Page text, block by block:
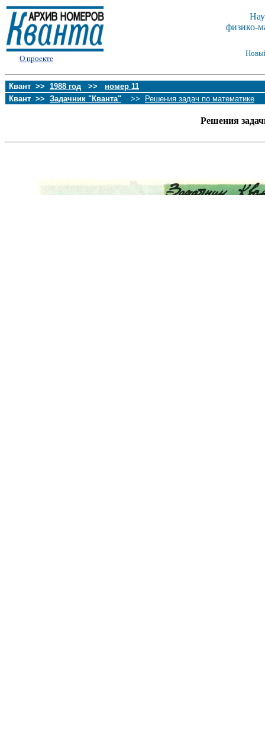
О проекте
физико-
Квант >> 1988 год >> номер 11
Квант >> Задачник "Кванта" >> Решения задач по математике
Решения